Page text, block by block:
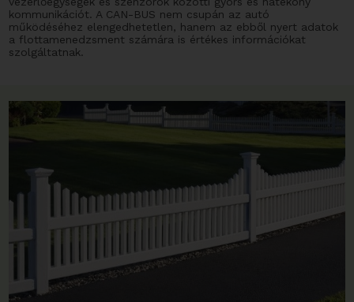
kommunikációt. A CAN-BUS nem csupán az autó
működéséhez elengedhetetlen, hanem az ebből nyert adatok
a flottamenedzsment számára is értékes információkat
szolgáltatnak.